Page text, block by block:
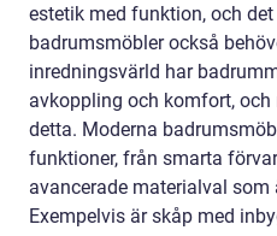
estetik med funktion, och
badrumsmöbler också
inredningsvärld har
avkoppling och komfort, och
detta. Moderna
funktioner, från smarta
avancerade materialval
Exempelvis är skåp med